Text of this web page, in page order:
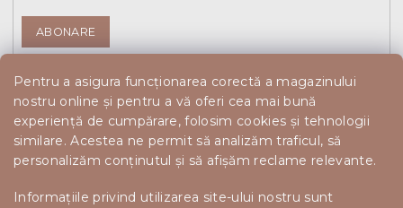
Pentru a asigura funcționarea corectă a magazinului
nostru online și pentru a vă oferi cea mai bună
experiență de cumpărare, folosim cookies și tehnologii
similare. Acestea ne permit să analizăm traficul, să
personalizăm conținutul și să afișăm reclame relevante.
Informațiile privind utilizarea site-ului nostru sunt
ABONARE